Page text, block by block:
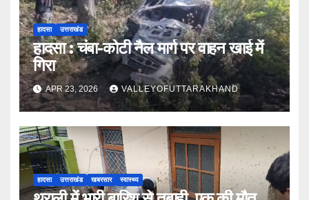
हादसा उत्तराखंड
हादसा : चंबा-कोटी नैल मार्ग पर वाहन खाई में
गिरा
APR 23, 2026 VALLEYOFUTTARAKHAND
हादसा उत्तराखंड खबरसार स्वास्थ्य